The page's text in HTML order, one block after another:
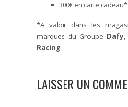
300€ en carte
*A valoir dans les
marques du Groupe Dafy,
Racing
LAISSER UN